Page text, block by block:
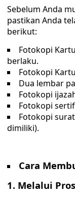
Sebelum Anda
pastikan Anda
berikut:
Fotokopi
berlaku.
Fotokopi
Dua lembar
Fotokopi
Fotokopi
Fotokopi
dimiliki).
Cara
1. Melalui